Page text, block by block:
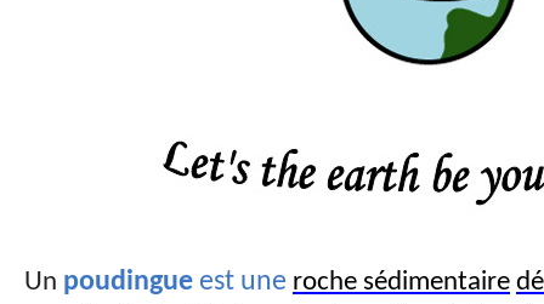
Un poudingue est une roche sédimentaire